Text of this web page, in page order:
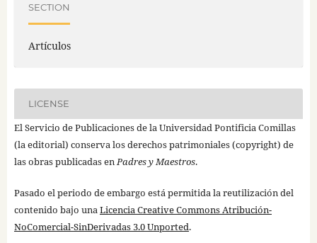
SECTION
Artículos
LICENSE
El Servicio de Publicaciones de la Universidad Pontificia Comillas
(la editorial) conserva los derechos patrimoniales (copyright) de
las obras publicadas enPadres y Maestros.
Pasado el periodo de embargo está permitida la reutilización del
contenido bajo unaLicencia Creative Commons Atribución-
NoComercial-SinDerivadas 3.0 Unported.